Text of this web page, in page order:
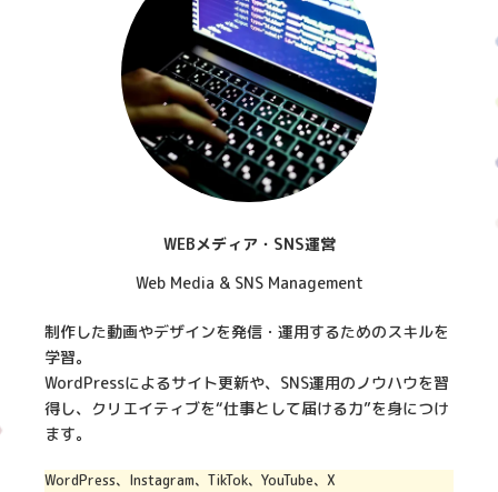
WEBメディア・SNS運営
Web Media & SNS Management
制作した動画やデザインを発信・運用するためのスキルを
学習。
WordPressによるサイト更新や、SNS運用のノウハウを習
得し、クリエイティブを“仕事として届ける力”を身につけ
ます。
WordPress、Instagram、TikTok、YouTube、X